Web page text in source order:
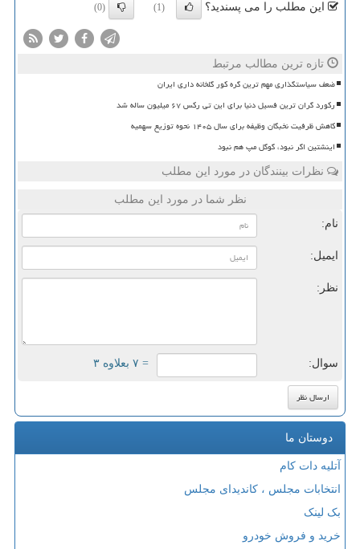
این مطلب را می پسندید؟ (1)
(0)
تازه ترین مطالب مرتبط
ضعف سیاستگذاری مهم ترین گره کور گلخانه داری ایران
رکورد گران ترین فسیل دنیا برای این تی رکس ۶۷ میلیون ساله شد
کاهش ظرفیت نخبگان وظیفه برای سال ۱۴۰۵ نحوه توزیع سهمیه
اینشتین اگر نبود، گوگل مپ هم نبود
نظرات بینندگان در مورد این مطلب
نظر شما در مورد این مطلب
نام:
ایمیل:
نظر:
سوال: = ۷ بعلاوه ۳
دوستان ما
آتلیه دات کام
انتخابات مجلس ، کاندیدای مجلس
بک لینک
خرید و فروش خودرو